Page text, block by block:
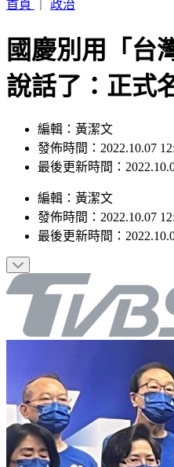
里
國慶別用「
說話了：正式
編輯：黃潔文
發佈時間：2022.10.07
編輯：黃潔文
發佈時間：2022.10.07